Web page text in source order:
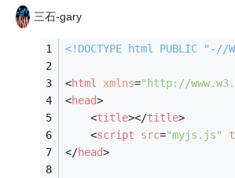
三石-gary
<!DOCTYPE html PUBLIC "-//
<html xmlns="http://
<head>
<title></title>
<script src="myjs.js"
</head>